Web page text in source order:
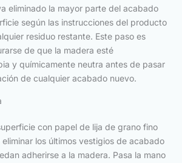
eliminado la mayor parte del acabado
según las instrucciones del producto
residuo restante. Este paso es
de que la madera esté
y químicamente neutra antes de pasar
de cualquier acabado nuevo.
con papel de lija de grano fino
los últimos vestigios de acabado
adherirse a la madera. Pasa la mano